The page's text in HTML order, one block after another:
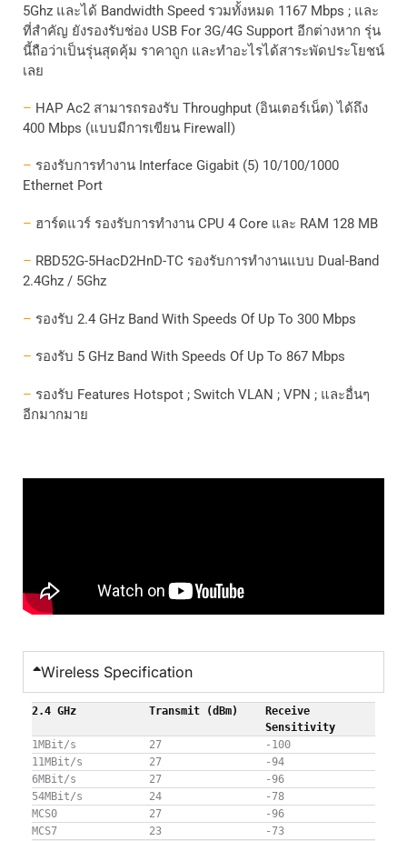
5Ghz และได้ Bandwidth Speed รวมทั้งหมด 1167 Mbps ; และ
ที่สำคัญ ยังรองรับช่อง USB For 3G/4G Support อีกต่างหาก รุ่น
นี้ถือว่าเป็นรุ่นสุดคุ้ม ราคาถูก และทำอะไรได้สาระพัดประโยชน์
เลย
– HAP Ac2 สามารถรองรับ Throughput (อินเตอร์เน็ต)ได้ถึง
400 Mbps (แบบมีการเขียน Firewall)
– รองรับการทำงาน Interface Gigabit (5) 10/100/1000
Ethernet Port
– ฮาร์ดแวร์ รองรับการทำงาน CPU 4 Core และ RAM 128 MB
– RBD52G-5HacD2HnD-TC รองรับการทำงานแบบ Dual-Band
2.4Ghz / 5Ghz
– รองรับ 2.4 GHz Band With Speeds Of Up To 300 Mbps
– รองรับ 5 GHz Band With Speeds Of Up To 867 Mbps
– รองรับ Features Hotspot ; Switch VLAN ; VPN ; และอื่นๆ
อีกมากมาย
Wireless Specification
2.4 GHz Transmit (dBm)
Receive
Sensitivity
1MBit/s
27
-100
11MBit/s
27
-94
6MBit/s
27
-96
54MBit/s
24
-78
MCS0
27
-96
MCS7
23 -73